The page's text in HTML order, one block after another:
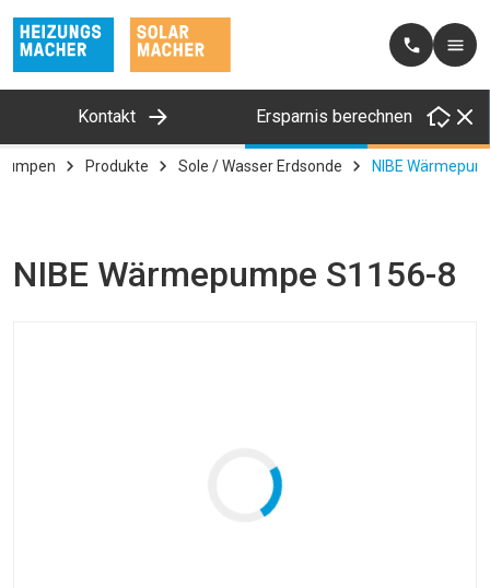
Kontakt Ersparnis berechnen
Produkte Sole / Wasser Erdsonde NIBE
NIBE Wärmepumpe S1156-8